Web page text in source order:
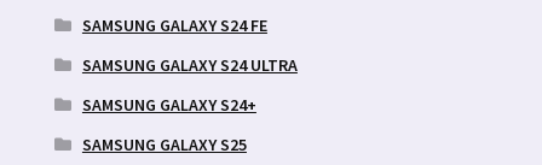
SAMSUNG GALAXY S24 FE
SAMSUNG GALAXY S24 ULTRA
SAMSUNG GALAXY S24+
SAMSUNG GALAXY S25